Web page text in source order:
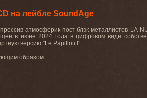
на лейбле SoundAge
атмосферик-пост-блэк-металлистов LA
в июне 2024 года в цифровом виде
версию "Le Papillon I".
образом: